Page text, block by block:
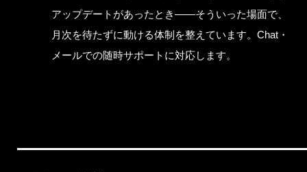
アップデートがあったとき——そういった場面で、
月次を待たずに動ける体制を整えています。Chat・
メールでの随時サポートに対応します。